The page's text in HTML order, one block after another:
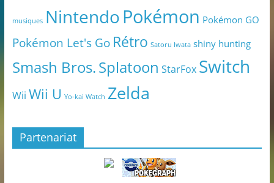
musiques NintendoPokémon Pokémon GO
Pokémon Let's Go Rétro Satoru Iwata shiny hunting
Smash Bros.Splatoon StarFox Switch
Wii Wii U Yo-kai Watch Zelda
Partenariat